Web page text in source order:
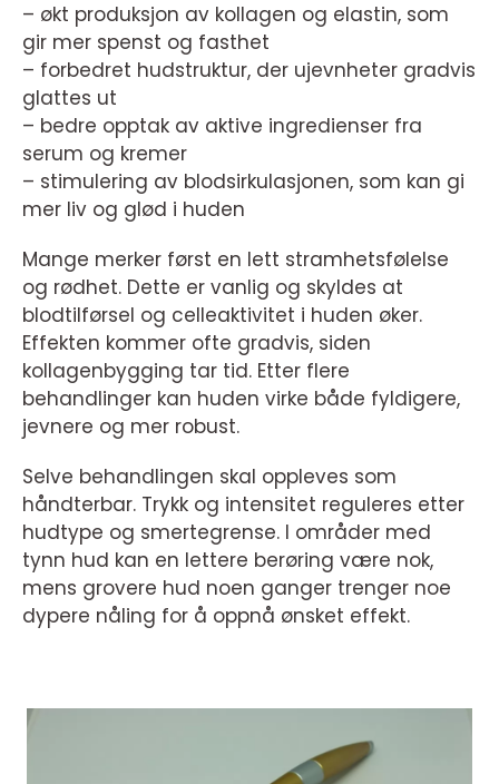
– økt produksjon av kollagen og elastin, som
gir mer spenst og fasthet
– forbedret hudstruktur, der ujevnheter gradvis
glattes ut
– bedre opptak av aktive ingredienser fra
serum og kremer
– stimulering av blodsirkulasjonen, som kan gi
mer liv og glød i huden
Mange merker først en lett stramhetsfølelse
og rødhet. Dette er vanlig og skyldes at
blodtilførsel og celleaktivitet i huden øker.
Effekten kommer ofte gradvis, siden
kollagenbygging tar tid. Etter flere
behandlinger kan huden virke både fyldigere,
jevnere og mer robust.
Selve behandlingen skal oppleves som
håndterbar. Trykk og intensitet reguleres etter
hudtype og smertegrense. I områder med
tynn hud kan en lettere berøring være nok,
mens grovere hud noen ganger trenger noe
dypere nåling for å oppnå ønsket effekt.